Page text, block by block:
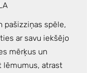
pašizziņas spēle,
ar savu iekšējo
mērķus un
lēmumus, atrast